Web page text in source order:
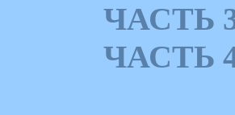
ЧАСТЬ
ЧАСТЬ